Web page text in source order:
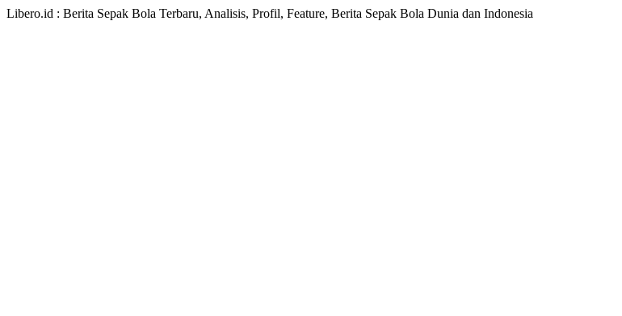
Libero.id : Berita Sepak Bola Terbaru, Analisis, Profil, Feature, Berita Sepak Bola Dunia dan Indonesia